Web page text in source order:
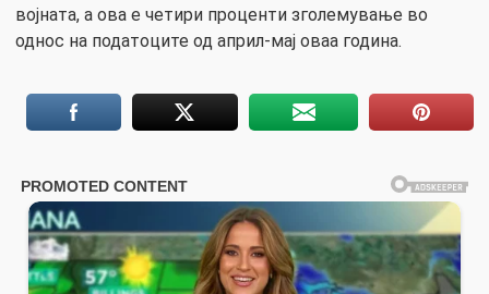
војната, а ова е четири проценти зголемување во
однос на податоците од април-мај оваа година.